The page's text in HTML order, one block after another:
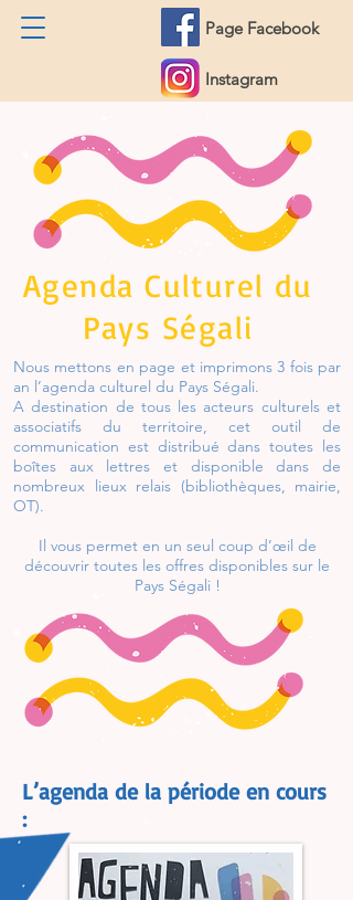
Page Facebook
Instagram
Agenda Culturel du
Pays Ségali
Nous mettons en page et imprimons 3 fois par
an l’agenda culturel du Pays Ségali.
A destination de tous les acteurs culturels et
associatifs du territoire, cet outil de
communication est distribué dans toutes les
boîtes aux lettres et disponible dans de
nombreux lieux relais (bibliothèques, mairie,
OT).
Il vous permet en un seul coup d’œil de
découvrir toutes les offres disponibles sur le
Pays Ségali !
L’agenda de la période en cours
: